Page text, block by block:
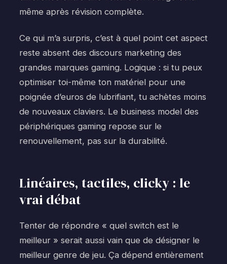
même après révision complète.
Ce qui m’a surpris, c’est à quel point cet aspect
reste absent des discours marketing des
grandes marques gaming. Logique : si tu peux
optimiser toi-même ton matériel pour une
poignée d’euros de lubrifiant, tu achètes moins
de nouveaux claviers. Le business model des
périphériques gaming repose sur le
renouvellement, pas sur la durabilité.
Linéaires, tactiles, clicky : le
vrai débat
Tenter de répondre « quel switch est le
meilleur » serait aussi vain que de désigner le
meilleur genre de jeu. Ça dépend entièrement